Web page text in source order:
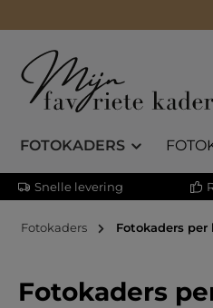
FOTOKADERS
Snelle levering
Fotokaders Fotokaders per
Fotokaders